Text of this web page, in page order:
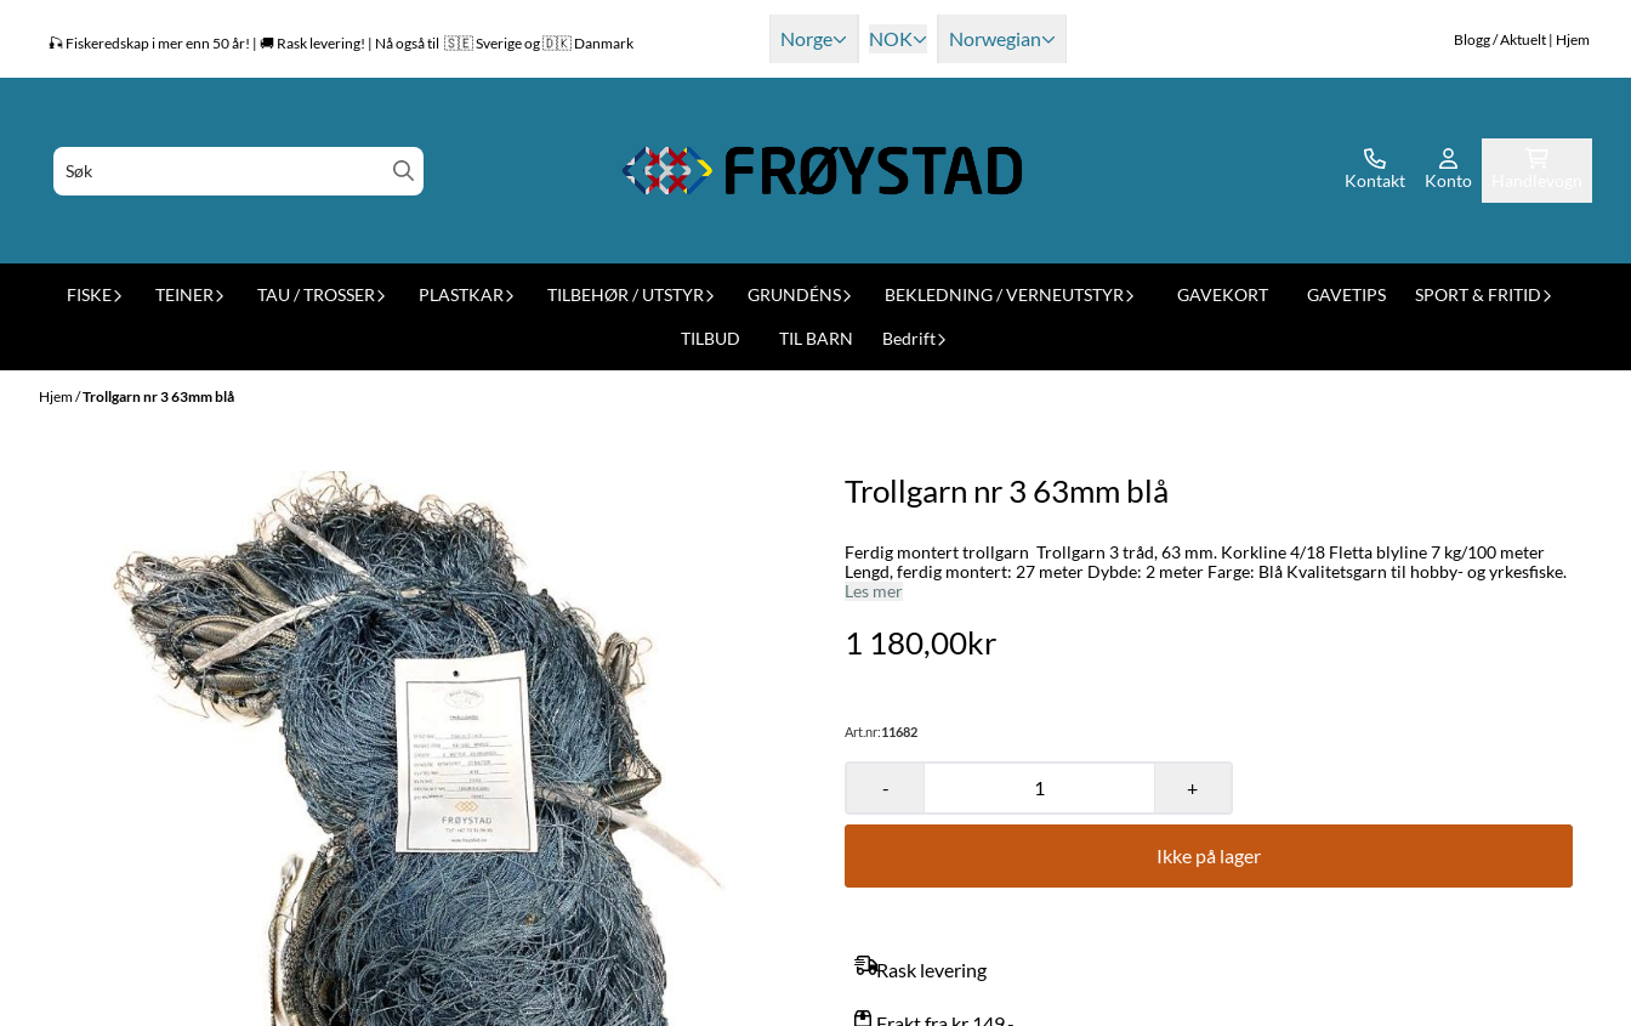
🎣 Fiskeredskap i mer enn 50 år! | 🚚 Rask levering! | Nå også til 🇸🇪 Sverige og 🇩🇰 Danmark Norge NOK Norwegian Blogg / Aktuelt | Hjem
Kontakt Konto
FISKE TEINER TAU / TROSSER PLASTKAR TILBEHØR / UTSTYR GRUNDÉNS BEKLEDNING / VERNEUTSTYR GAVEKORT GAVETIPS SPORT & FRITID
TILBUD TIL BARN Bedrift
Hjem/Trollgarn nr 3 63mm blå
Trollgarn nr 3 63mm blå
Ferdig montert trollgarn Trollgarn 3 tråd, 63 mm. Korkline 4/18 Fletta blyline 7 kg/100 meter
Lengd, ferdig montert: 27 meter Dybde: 2 meter Farge: Blå Kvalitetsgarn til hobby- og yrkesfiske.
Les mer
1 180,00kr
Art.nr:11682
- +
Ikke på lager
Rask levering